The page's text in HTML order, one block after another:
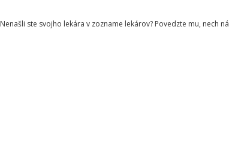
Nenašli ste svojho lekára v zozname lekárov? Povedzte mu, nech